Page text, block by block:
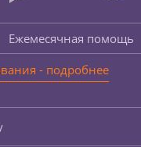
Ежемесячная помощь
- подробнее